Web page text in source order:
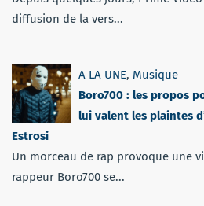
diffusion de la vers...
A LA UNE, Musique
Boro700 : les propos
lui valent les plaintes
Estrosi
Un morceau de rap provoque une
rappeur Boro700 se...